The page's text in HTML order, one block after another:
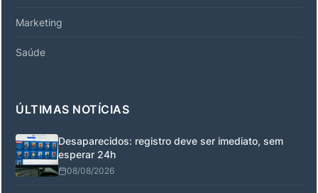
Marketing
Saúde
ÚLTIMAS NOTÍCIAS
Desaparecidos: registro deve ser imediato, sem
esperar 24h
08/08/2026